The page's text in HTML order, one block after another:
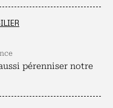
pérenniser notre